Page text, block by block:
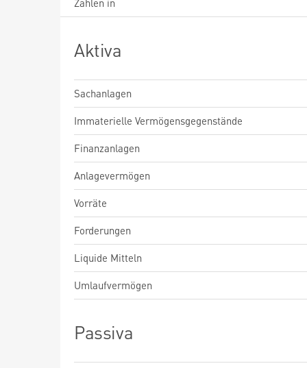
Zahlen in
Aktiva
Sachanlagen
Immaterielle Vermögensgegenstände
Finanzanlagen
Anlagevermögen
Vorräte
Forderungen
Liquide Mitteln
Umlaufvermögen
Passiva